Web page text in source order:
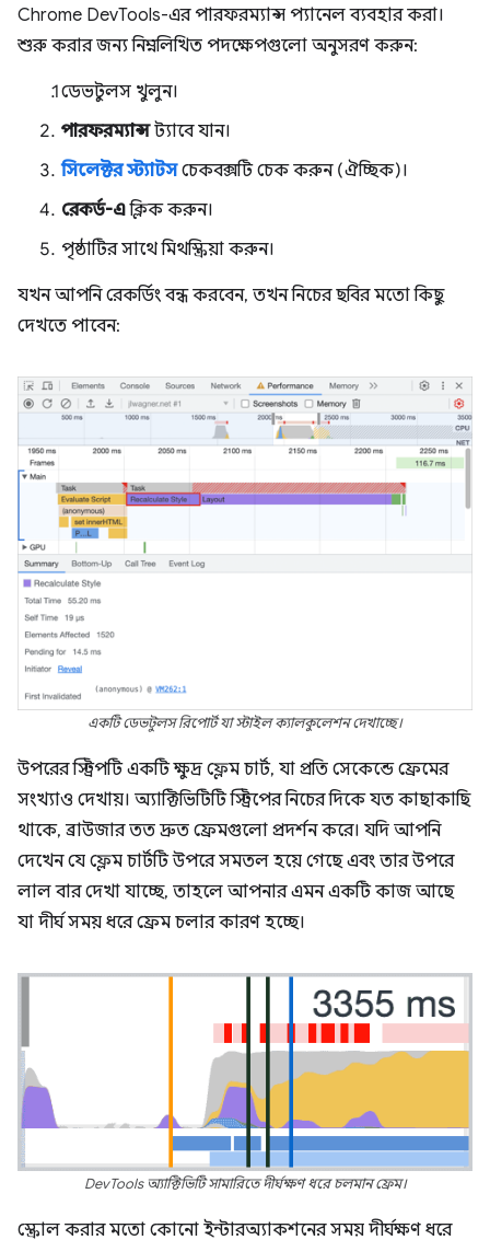
Chrome DevTools-এর পারফরম্যান্স প্যানেল ব্যবহার করা।
শুরু করার জন্য নিম্নলিখিত পদক্ষেপগুলো অনুসরণ করুন:
ডেভটুলস খুলুন।
পারফরম্যান্সট্যাবে যান।
সিলেক্টর স্ট্যাটসচেকবক্সটি চেক করুন (ঐচ্ছিক)।
রেকর্ড-এক্লিক করুন।
পৃষ্ঠাটির সাথে মিথস্ক্রিয়া করুন।
যখন আপনি রেকর্ডিং বন্ধ করবেন, তখন নিচের ছবির মতো কিছু
দেখতে পাবেন:
একটি ডেভটুলস রিপোর্ট যা স্টাইল ক্যালকুলেশন দেখাচ্ছে।
উপরের স্ট্রিপটি একটি ক্ষুদ্র ফ্লেম চার্ট, যা প্রতি সেকেন্ডে ফ্রেমের
সংখ্যাও দেখায়। অ্যাক্টিভিটিটি স্ট্রিপের নিচের দিকে যত কাছাকাছি
থাকে, ব্রাউজার তত দ্রুত ফ্রেমগুলো প্রদর্শন করে। যদি আপনি
দেখেন যে ফ্লেম চার্টটি উপরে সমতল হয়ে গেছে এবং তার উপরে
লাল বার দেখা যাচ্ছে, তাহলে আপনার এমন একটি কাজ আছে
যা দীর্ঘ সময় ধরে ফ্রেম চলার কারণ হচ্ছে।
DevTools অ্যাক্টিভিটি সামারিতে দীর্ঘক্ষণ ধরে চলমান ফ্রেম।
স্ক্রোল করার মতো কোনো ইন্টারঅ্যাকশনের সময় দীর্ঘক্ষণ ধরে